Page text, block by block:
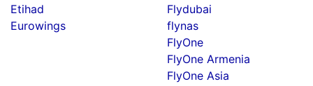
Etihad
Eurowings
Flydubai
flynas
FlyOne
FlyOne Armenia
FlyOne Asia